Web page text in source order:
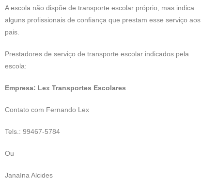
A escola não dispõe de transporte escolar próprio, mas indica
alguns profissionais de confiança que prestam esse serviço aos
pais.
Prestadores de serviço de transporte escolar indicados pela
escola:
Empresa: Lex Transportes Escolares
Contato com Fernando Lex
Tels.: 99467-5784
Ou
Janaína Alcides